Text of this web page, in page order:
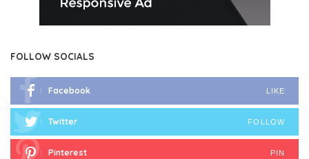
FOLLOW SOCIALS
Facebook LIKE
Twitter FOLLOW
Pinterest PIN